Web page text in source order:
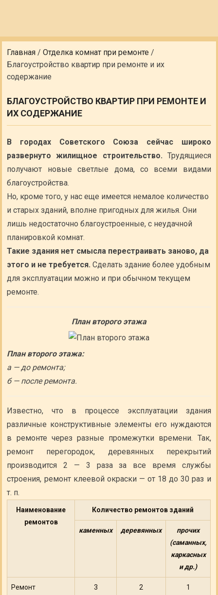
Главная /Отделка комнат при ремонте /
Благоустройство квартир при ремонте и их
содержание
БЛАГОУСТРОЙСТВО КВАРТИР ПРИ РЕМОНТЕ И
ИХ СОДЕРЖАНИЕ
В городах Советского Союза сейчас широко
развернуто жилищное строительство. Трудящиеся
получают новые светлые дома, со всеми видами
благоустройства.
Но, кроме того, у нас еще имеется немалое количество
и старых зданий, вполне пригодных для жилья. Они
лишь недостаточно благоустроенные, с неудачной
планировкой комнат.
Такие здания нет смысла перестраивать заново, да
этого и не требуется. Сделать здание более удобным
для эксплуатации можно и при обычном текущем
ремонте.
План второго этажа
План второго этажа:
а — до ремонта;
б — после ремонта.
Известно, что в процессе эксплуатации здания
различные конструктивные элементы его нуждаются
в ремонте через разные промежутки времени. Так,
ремонт перегородок, деревянных перекрытий
производится 2 — 3 раза за все время службы
строения, ремонт клеевой окраски — от 18 до 30 раз и
т. п.
Наименование
ремонтов
Количество ремонтов зданий
каменных деревянных
прочих
(саманных,
каркасных
и др.)
Ремонт
3 2 1